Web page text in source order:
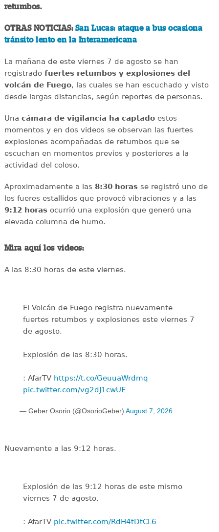
retumbos.
OTRAS NOTICIAS: San Lucas: ataque a bus ocasiona
tránsito lento en la Interamericana
La mañana de este viernes 7 de agosto se han
registrado fuertes retumbos y explosiones del
volcán de Fuego, las cuales se han escuchado y visto
desde largas distancias, según reportes de personas.
Una cámara de vigilancia ha captadoestos
momentos y en dos videos se observan las fuertes
explosiones acompañadas de retumbos que se
escuchan en momentos previos y posteriores a la
actividad del coloso.
Aproximadamente a las 8:30 horasse registró uno de
los fueres estallidos que provocó vibraciones y a las
9:12 horasocurrió una explosión que generó una
elevada columna de humo.
Mira aquí los videos:
A las 8:30 horas de este viernes.
El Volcán de Fuego registra nuevamente
fuertes retumbos y explosiones este viernes 7
de agosto.
Explosión de las 8:30 horas.
: AfarTV https://t.co/GeuuaWrdmq
pic.twitter.com/vg2dJ1cwUE
— Geber Osorio (@OsorioGeber) August 7, 2026
Nuevamente a las 9:12 horas.
Explosión de las 9:12 horas de este mismo
viernes 7 de agosto.
: AfarTV pic.twitter.com/RdH4tDtCL6